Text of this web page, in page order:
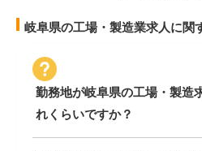
岐阜県の工場・製造業求人に関
勤務地が岐阜県の工場・製造
れくらいですか？